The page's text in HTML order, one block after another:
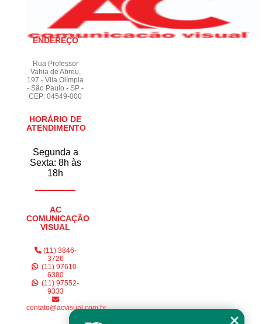
ENDEREÇO
Rua Professor
Vahia de Abreu,
197 - Vila Olímpia
- São Paulo - SP -
CEP: 04549-000
HORÁRIO DE
ATENDIMENTO
Segunda a
Sexta: 8h às
18h
AC
COMUNICAÇÃO
VISUAL
(11) 3846-
3726
(11) 97610-
6380
(11) 97552-
9333
contato@acvisual.com.br